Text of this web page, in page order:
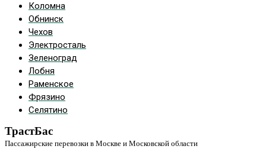
Коломна
Обнинск
Чехов
Электросталь
Зеленоград
Лобня
Раменское
Фрязино
Селятино
ТрастБас
Пассажирские перевозки в Москве и Московской области